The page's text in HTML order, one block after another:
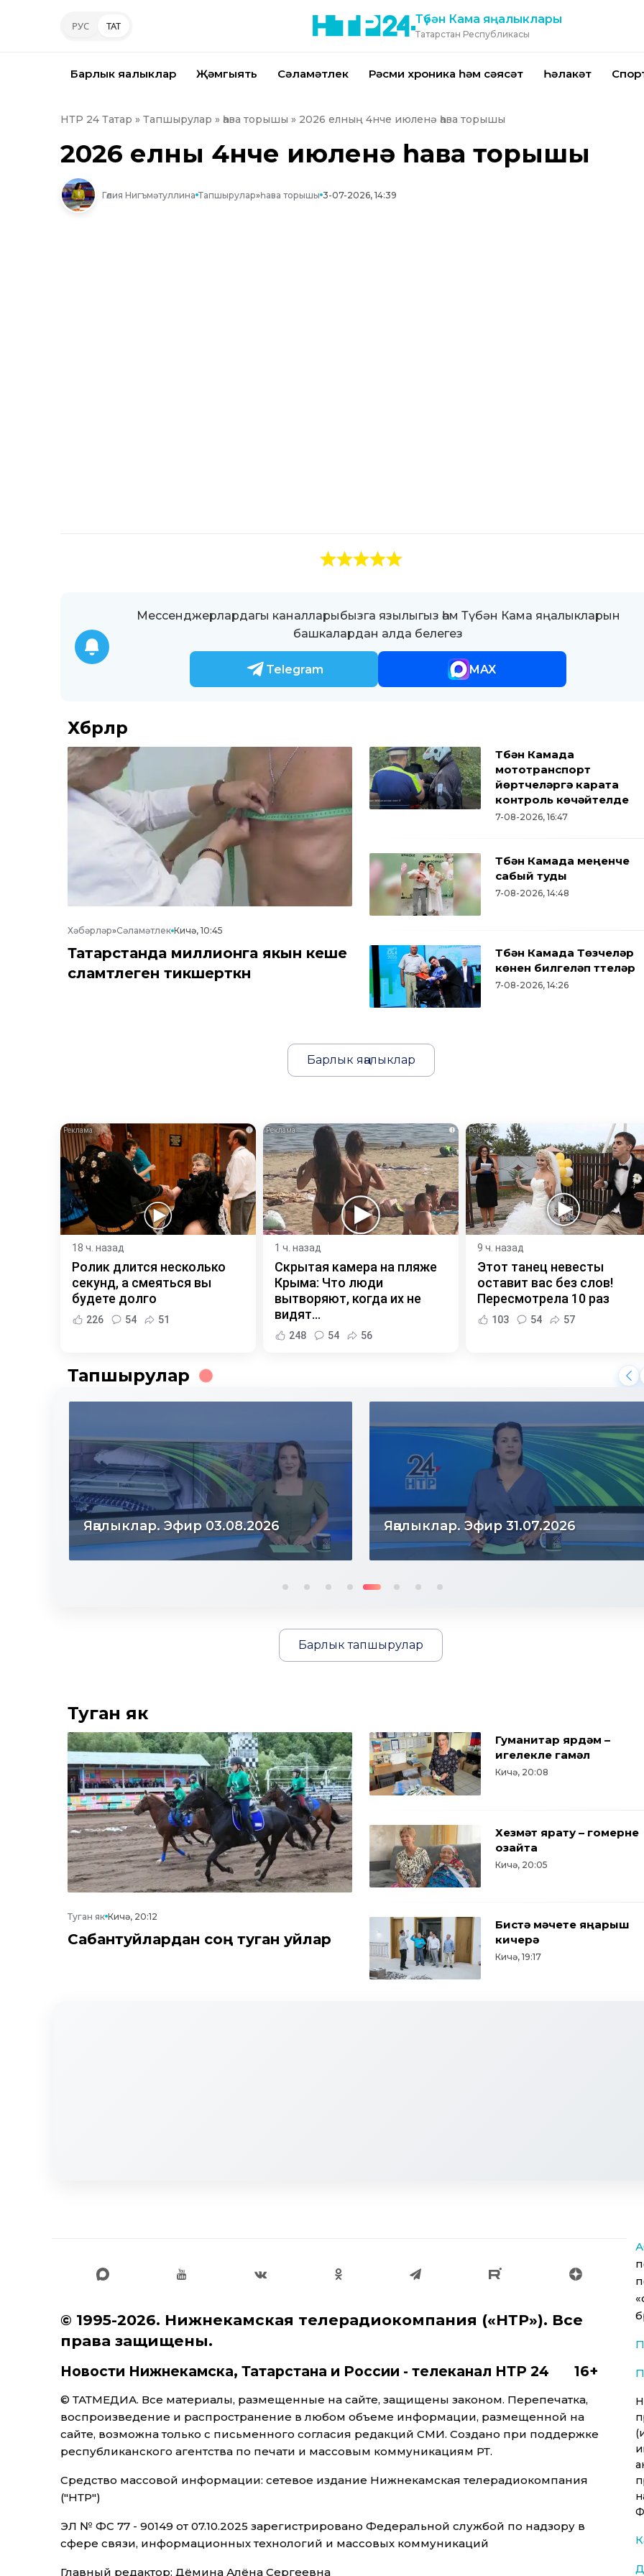
РУС ТАТ Түбән Кама яңалыклары
Татарстан Республикасы
Барлык яңалыклар Җәмгыять Сәламәтлек Рәсми хроника һәм сәясәт Һәлакәт
НТР 24 Татар » Тапшырулар » һава торышы » 2026 елның 4нче июленә һава торышы
2026 елның 4нче июленә һава торышы
Гөлия Нигъмәтуллина Тапшырулар»һава торышы 3-07-2026, 14:39
Мессенджерлардагы каналларыбызга язылыгыз һәм Түбән Кама яңалыкларын
башкалардан алда белегез
Telegram MAX
Хәбәрләр
Хәбәрләр»Сәламәтлек Кичә, 10:45
Татарстанда миллионга якын кеше
сәламәтлеген тикшерткән
Түбән Камада
мототранспорт
йөртүчеләргә карата
контроль көчәйтелде
7-08-2026, 16:47
Түбән Камада меңенче
сабый туды
7-08-2026, 14:48
Түбән Камада Төзүчеләр
көнен билгеләп үттеләр
7-08-2026, 14:26
Барлык яңалыклар
i
18 ч. назад
Ролик длится несколько
секунд, а смеяться вы
будете долго
226 54 51
i
1 ч. назад
Скрытая камера на пляже
Крыма: Что люди
вытворяют, когда их не
видят...
248 54 56
9 ч. назад
Этот танец невесты
оставит вас без слов!
Пересмотрела 10 раз
103 54 57
Тапшырулар
Яңалыклар. Эфир 03.08.2026 Яңалыклар. Эфир 31.07.2026
Барлык тапшырулар
Туган як
Туган як Кичә, 20:12
Сабантуйлардан соң туган уйлар
Гуманитар ярдәм –
игелекле гамәл
Кичә, 20:08
Хезмәт ярату – гомерне
озайта
Кичә, 20:05
Бистә мәчете яңарыш
кичерә
Кичә, 19:17
© 1995-2026. Нижнекамская телерадиокомпания («НТР»). Все
права защищены.
Новости Нижнекамска, Татарстана и России - телеканал НТР 24 16+
© ТАТМЕДИА. Все материалы, размещенные на сайте, защищены законом. Перепечатка,
воспроизведение и распространение в любом объеме информации, размещенной на
сайте, возможна только с письменного согласия редакций СМИ. Создано при поддержке
республиканского агентства по печати и массовым коммуникациям РТ.
Средство массовой информации: сетевое издание Нижнекамская телерадиокомпания
("НТР")
ЭЛ № ФС 77 - 90149 от 07.10.2025 зарегистрировано Федеральной службой по надзору в
сфере связи, информационных технологий и массовых коммуникаций
Главный редактор: Дёмина Алёна Сергеевна